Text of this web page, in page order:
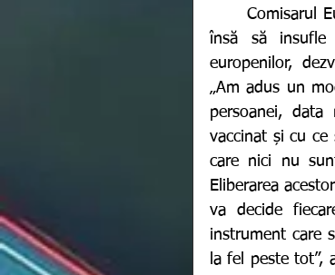
	Comisarul European pentru piața internă, francezul Thierry Breton, a ținut
însă să
europenilor,
„Am adus un
persoanei,
vaccinat și cu ce
care nici nu
Eliberarea
va decide
instrument care
la fel peste tot”,